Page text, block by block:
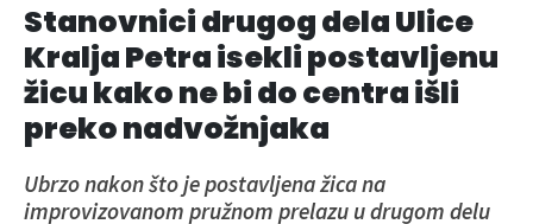
Stanovnici drugog dela Ulice
Kralja Petra isekli postavljenu
žicu kako ne bi do centra išli
preko nadvožnjaka
Ubrzo nakon što je postavljena žica na
improvizovanom pružnom prelazu u drugom delu